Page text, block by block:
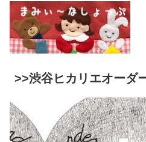
>>渋谷ヒカリエオーダ